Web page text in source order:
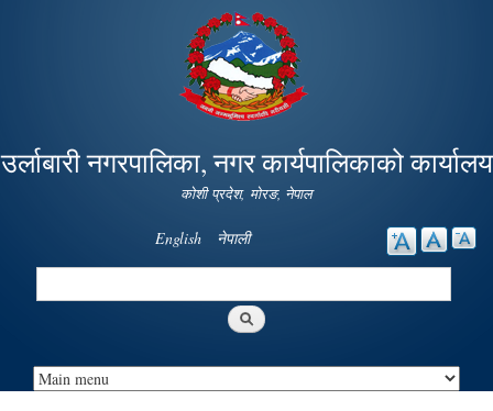
Skip to
main
content
उर्लाबारी नगरपालिका, नगर कार्यपालिकाको कार्यालय
कोशी प्रदेश, माेरङ, नेपाल
English नेपाली
Search